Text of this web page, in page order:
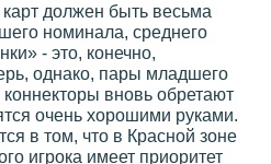
должен быть весьма
номинала, среднего
- это, конечно,
однако, пары младшего
вновь обретают
очень хорошими руками.
в том, что в Красной зоне
игрока имеет приоритет